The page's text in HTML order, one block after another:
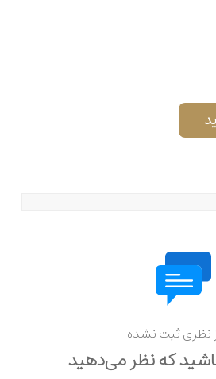
نظری ثبت نشده
که نظر می‌دهید